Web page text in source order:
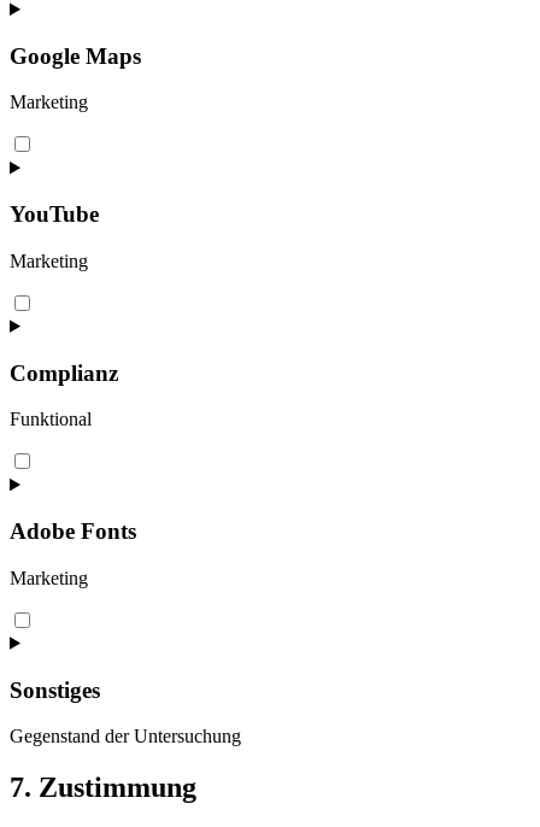
to
google-
recaptcha
Google Maps
Marketing
Consent
to
google-
YouTube
Marketing
Consent
to
youtube
Complianz
Funktional
Consent
to
complianz
Adobe Fonts
Marketing
Consent
to
adobe-
fonts
Sonstiges
Gegenstand der Untersuchung
Consent
to
7. Zustimmung